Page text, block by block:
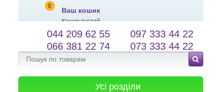
0
Ваш кошик
Кошик пустий
salessameto@gmail.com
Зворотній зв'язок
Мова сайту
044 209 62 55
097 333 44 22
066 381 22 74
073 333 44 22
Усі розділи